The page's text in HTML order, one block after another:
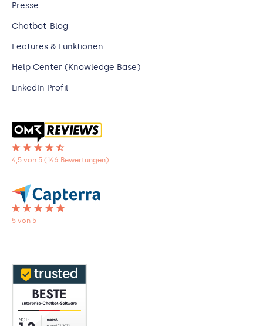
Presse
Chatbot-Blog
Features & Funktionen
Help Center (Knowledge Base)
LinkedIn Profil
4,5 von 5 (146 Bewertungen)
5 von 5